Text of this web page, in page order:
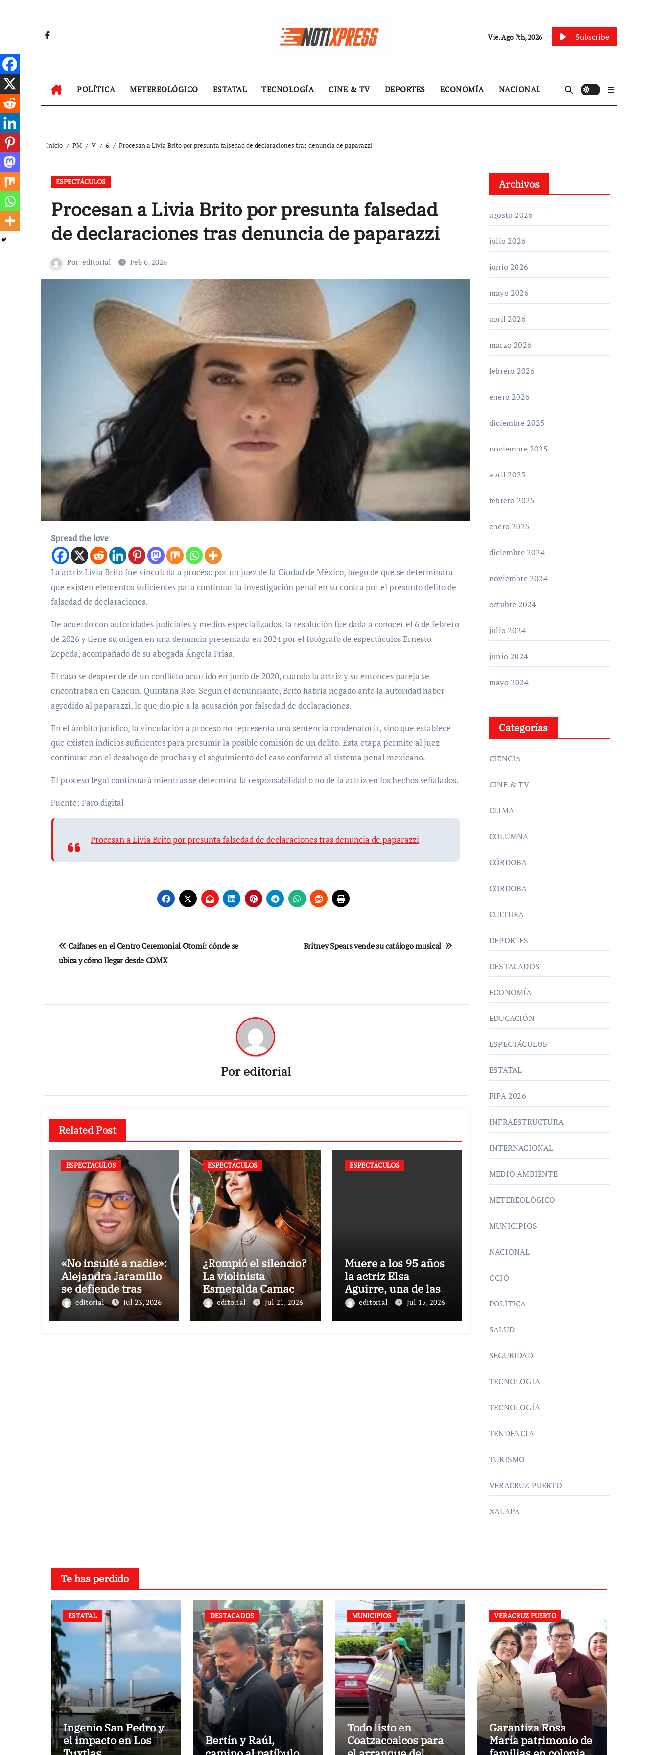
Vie. Ago 7th, 2026 Subscribe
POLÍTICA METEREOLÓGICO ESTATAL TECNOLOGÍA CINE & TV DEPORTES ECONOMÍA NACIONAL
Inicio PM V 6 Procesan a Livia Brito por presunta falsedad de declaraciones tras denuncia de paparazzi
ESPECTÁCULOS
Procesan a Livia Brito por presunta falsedad
de declaraciones tras denuncia de paparazzi
Por editorial Feb 6, 2026
Spread the love
La actriz Livia Brito fue vinculada a proceso por un juez de la Ciudad de México, luego de que se determinara
que existen elementos suficientes para continuar la investigación penal en su contra por el presunto delito de
falsedad de declaraciones.
De acuerdo con autoridades judiciales y medios especializados, la resolución fue dada a conocer el 6 de febrero
de 2026 y tiene su origen en una denuncia presentada en 2024 por el fotógrafo de espectáculos Ernesto
Zepeda, acompañado de su abogada Ángela Frías.
El caso se desprende de un conflicto ocurrido en junio de 2020, cuando la actriz y su entonces pareja se
encontraban en Cancún, Quintana Roo. Según el denunciante, Brito habría negado ante la autoridad haber
agredido al paparazzi, lo que dio pie a la acusación por falsedad de declaraciones.
En el ámbito jurídico, la vinculación a proceso no representa una sentencia condenatoria, sino que establece
que existen indicios suficientes para presumir la posible comisión de un delito. Esta etapa permite al juez
continuar con el desahogo de pruebas y el seguimiento del caso conforme al sistema penal mexicano.
El proceso legal continuará mientras se determina la responsabilidad o no de la actriz en los hechos señalados.
Fuente: Faro digital
Procesan a Livia Brito por presunta falsedad de declaraciones tras denuncia de paparazzi
Navegación
de
Caifanes en el Centro Ceremonial Otomí: dónde se
ubica y cómo llegar desde CDMX
Britney Spears vende su catálogo musical
Poreditorial
Related Post
ESPECTÁCULOS
«No insulté a nadie»:
Alejandra Jaramillo
se defiende tras
quedar fuera de la
TV por burlas a la
editorial Jul 23, 2026
ESPECTÁCULOS
¿Rompió el silencio?
La violinista
Esmeralda Camacho
habla de su carrera
tras la polémica con
editorial Jul 21, 2026
ESPECTÁCULOS
Muere a los 95 años
la actriz Elsa
Aguirre, una de las
últimas figuras del
editorial Jul 15, 2026
Archivos
agosto 2026
julio 2026
junio 2026
mayo 2026
abril 2026
marzo 2026
febrero 2026
enero 2026
diciembre 2025
noviembre 2025
abril 2025
febrero 2025
enero 2025
diciembre 2024
noviembre 2024
octubre 2024
julio 2024
junio 2024
mayo 2024
Categorías
CIENCIA
CINE & TV
CLIMA
COLUMNA
CÓRDOBA
CORDOBA
CULTURA
DEPORTES
DESTACADOS
ECONOMÍA
EDUCACIÓN
ESPECTÁCULOS
ESTATAL
FIFA 2026
INFRAESTRUCTURA
INTERNACIONAL
MEDIO AMBIENTE
METEREOLÓGICO
MUNICIPIOS
NACIONAL
OCIO
POLÍTICA
SALUD
SEGURIDAD
TECNOLOGIA
TECNOLOGÍA
TENDENCIA
TURISMO
VERACRUZ PUERTO
XALAPA
Te has perdido
ESTATAL
Ingenio San Pedro y
el impacto en Los
DESTACADOS
Bertín y Raúl,
MUNICIPIOS
Todo listo en
Coatzacoalcos para
VERACRUZ PUERTO
Garantiza Rosa
María patrimonio de